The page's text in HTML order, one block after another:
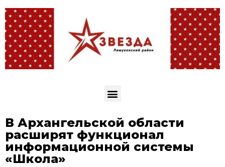
В Архангельской области
расширят функционал
информационной системы
«Школа»